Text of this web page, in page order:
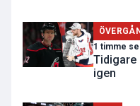
1 timme
Tidigare
igen